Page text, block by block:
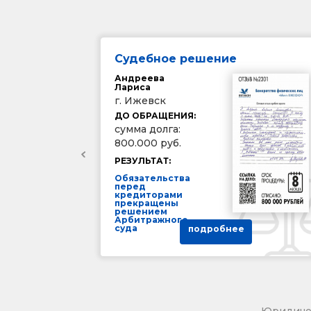
Судебное решение
Андреева
Лариса
г. Ижевск
ДО ОБРАЩЕНИЯ:
сумма долга:
800.000 руб.
РЕЗУЛЬТАТ:
Обязательства
перед
кредиторами
прекращены
решением
Арбитражного
суда
подробнее